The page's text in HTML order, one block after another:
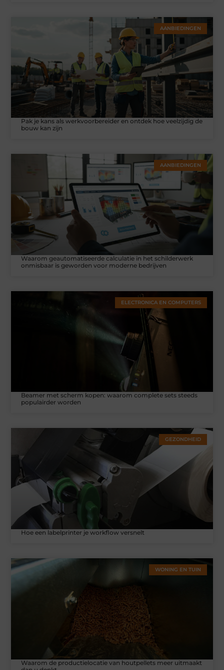
AANBIEDINGEN
Pak je kans als werkvoorbereider en ontdek hoe veelzijdig de
bouw kan zijn
AANBIEDINGEN
Waarom geautomatiseerde calculatie in het schilderwerk
onmisbaar is geworden voor moderne bedrijven
ELECTRONICA EN COMPUTERS
Beamer met scherm kopen: waarom complete sets steeds
populairder worden
GEZONDHEID
Hoe een labelprinter je workflow versnelt
WONING EN TUIN
Waarom de productielocatie van houtpellets meer uitmaakt